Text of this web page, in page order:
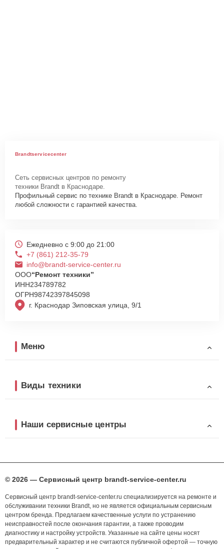
Brandtservicecenter
Сеть сервисных центров по ремонту
техники Brandt в Краснодаре.
Профильный сервис по технике Brandt в Краснодаре. Ремонт
любой сложности с гарантией качества.
г. Краснодар Зиповская улица, 9/1
Ежедневно с 9:00 до 21:00
+7 (861) 212-35-79
info@brandt-service-center.ru
ООО“Ремонт техники”
ИНН234789782
ОГРН98742397845098
Меню
Виды техники
Наши сервисные центры
© 2026 — Сервисный центр brandt-service-center.ru
Сервисный центр brandt-service-center.ru специализируется на ремонте и
обслуживании техники Brandt, но не является официальным сервисным
центром бренда. Предлагаем качественные услуги по устранению
неисправностей после окончания гарантии, а также проводим
диагностику и настройку устройств. Указанные на сайте цены носят
предварительный характер и не считаются публичной офертой — точную